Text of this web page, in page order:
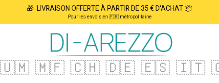
🎁 LIVRAISON OFFERTE À PARTIR DE 35 € D'ACHAT 📦
Pour les envois en 🇫🇷 métropolitaine
🇺🇲 🇲🇫 🇨🇭 🇩🇪 🇪🇸 🇮🇹